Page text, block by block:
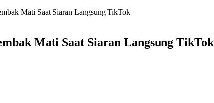
Mati Saat Siaran Langsung TikTok
Mati Saat Siaran Langsung TikTok